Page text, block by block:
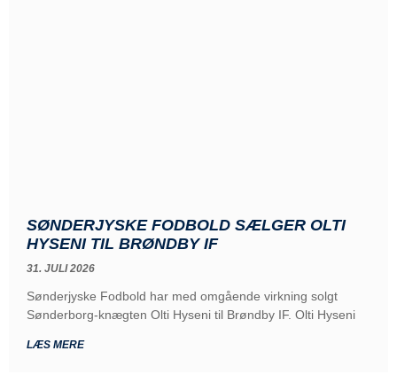
SØNDERJYSKE FODBOLD SÆLGER OLTI
HYSENI TIL BRØNDBY IF
31. JULI 2026
Sønderjyske Fodbold har med omgående virkning solgt
Sønderborg-knægten Olti Hyseni til Brøndby IF. Olti Hyseni
LÆS MERE